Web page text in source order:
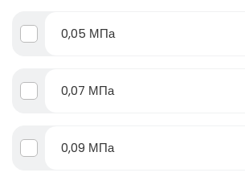
0,05 МПа
0,07 МПа
0,09 МПа